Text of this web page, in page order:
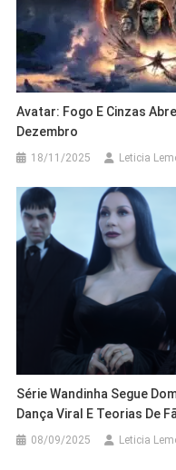
Avatar: Fogo E Cinzas
Dezembro
18/11/2025 Leticia
Série Wandinha Segue
Dança Viral E Teorias De
08/09/2025 Leticia